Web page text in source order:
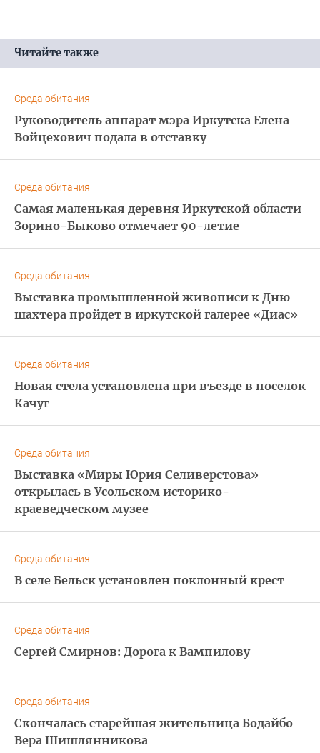
Читайте также
Среда обитания
Руководитель аппарат мэра Иркутска Елена
Войцехович подала в отставку
Среда обитания
Самая маленькая деревня Иркутской области
Зорино-Быково отмечает 90-летие
Среда обитания
Выставка промышленной живописи к Дню
шахтера пройдет в иркутской галерее «Диас»
Среда обитания
Новая стела установлена при въезде в поселок
Качуг
Среда обитания
Выставка «Миры Юрия Селиверстова»
открылась в Усольском историко-
краеведческом музее
Среда обитания
В селе Бельск установлен поклонный крест
Среда обитания
Сергей Смирнов: Дорога к Вампилову
Среда обитания
Скончалась старейшая жительница Бодайбо
Вера Шишлянникова